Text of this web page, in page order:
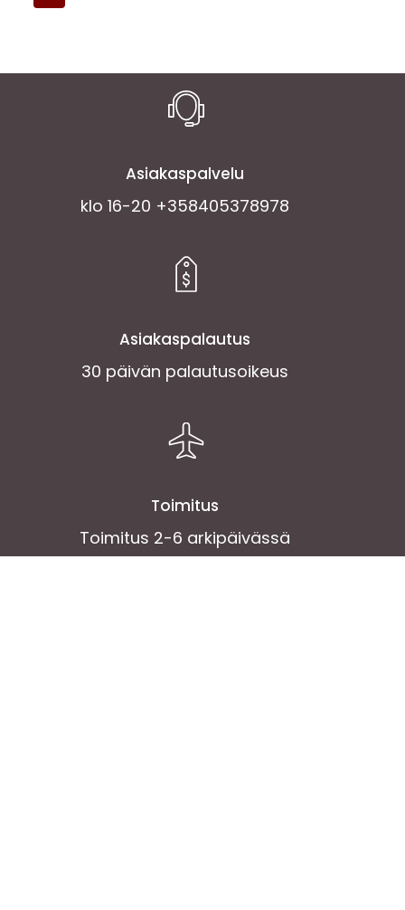
Asiakaspalvelu
klo 16-20 +358405378978
Asiakaspalautus
30 päivän palautusoikeus
Toimitus
Toimitus 2-6 arkipäivässä